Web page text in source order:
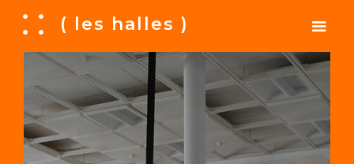
A ( les halles )